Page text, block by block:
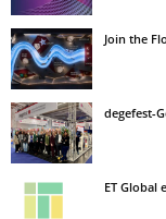
Join the
degefest-
ET Global